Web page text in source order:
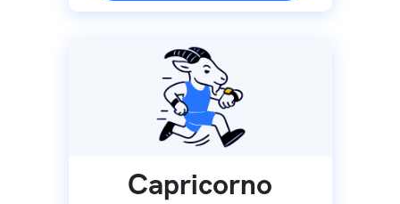
Capricorno